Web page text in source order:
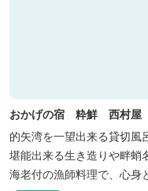
おかげの宿 粋鮮 西村屋
的矢湾を一望出来る貸切風
堪能出来る生き造りや畔蛸
海老付の漁師料理で、心身